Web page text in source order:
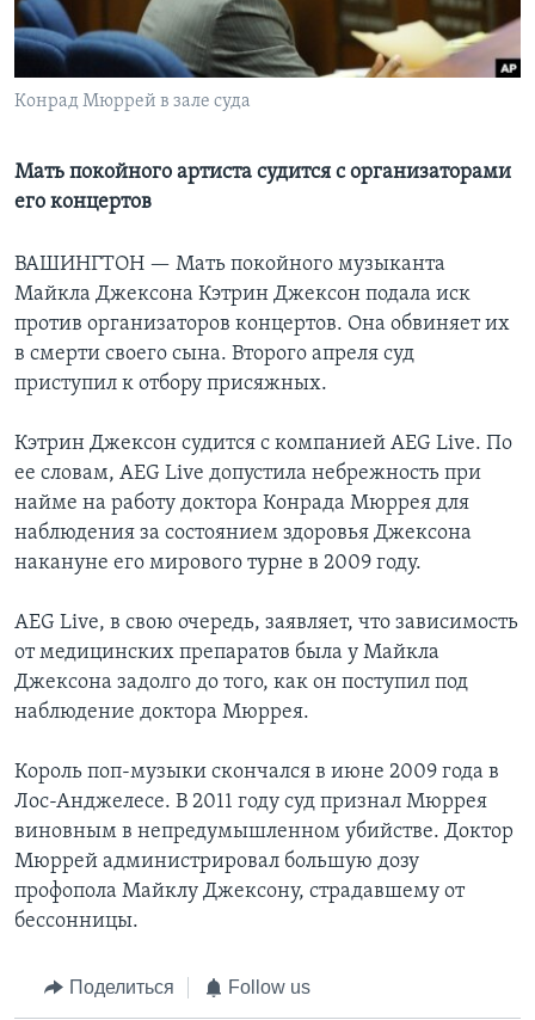
Learning English
СОЦИАЛЬНЫЕ СЕТИ
Языки
Конрад Мюррей в зале суда
Мать покойного артиста судится с организаторами
его концертов
ВАШИНГТОН — Мать покойного музыканта
Майкла Джексона Кэтрин Джексон подала иск
против организаторов концертов. Она обвиняет их
в смерти своего сына. Второго апреля суд
приступил к отбору присяжных.
Кэтрин Джексон судится с компанией AEG Live. По
ее словам, AEG Live допустила небрежность при
найме на работу доктора Конрада Мюррея для
наблюдения за состоянием здоровья Джексона
накануне его мирового турне в 2009 году.
AEG Live, в свою очередь, заявляет, что зависимость
от медицинских препаратов была у Майкла
Джексона задолго до того, как он поступил под
наблюдение доктора Мюррея.
Король поп-музыки скончался в июне 2009 года в
Лос-Анджелесе. В 2011 году суд признал Мюррея
виновным в непредумышленном убийстве. Доктор
Мюррей администрировал большую дозу
профопола Майклу Джексону, страдавшему от
бессонницы.
Поделиться Follow us